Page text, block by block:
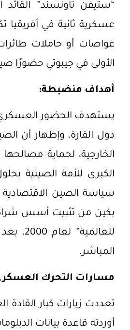
“ستيفن تاونسند”
عسكرية ثانية في
غواصات أو حاملات
الأولى في جيبوتي حضورًا
أهداف منضبطة:
يستهدف الحضور العسكري
دول القارة، وإظهار أن
الخارجية، لحماية
سياسة الصين الاقتصادية
بكين من تثبيت أسس
للعالمية”
لعام
المباشر.
مسارات التحرك
تعددت زيارات كبار القادة
أوردته قاعدة بيانات